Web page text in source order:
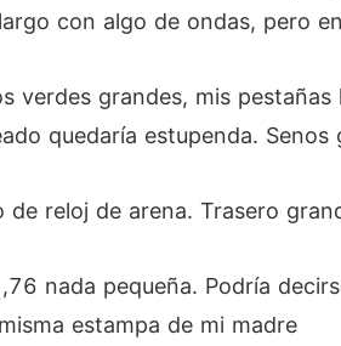
con algo de ondas, pero
verdes grandes, mis
quedaría estupenda.
de reloj de arena. Trasero
nada pequeña. Podría
estampa de mi madre